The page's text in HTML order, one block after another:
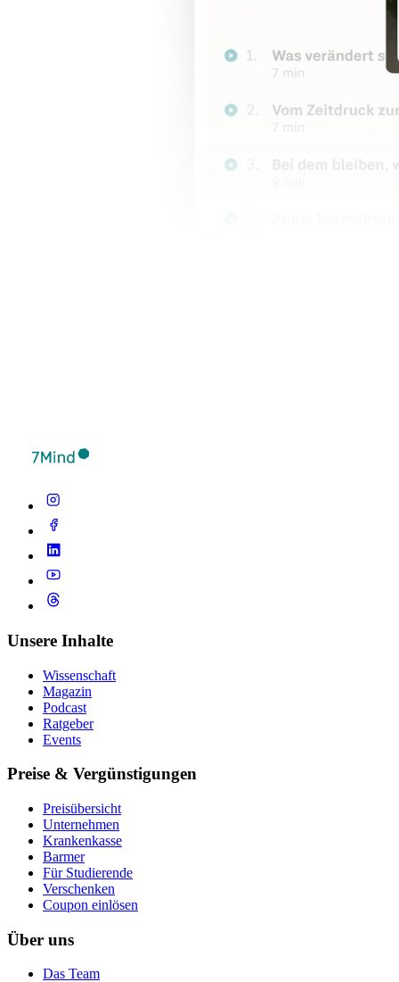
Unsere Inhalte
Wissenschaft
Magazin
Podcast
Ratgeber
Events
Preise & Vergünstigungen
Preisübersicht
Unternehmen
Krankenkasse
Barmer
Für Studierende
Ver­schen­ken
Coupon einlösen
Über uns
Das Team